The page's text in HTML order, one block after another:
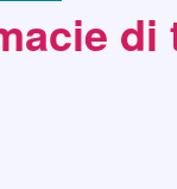
di